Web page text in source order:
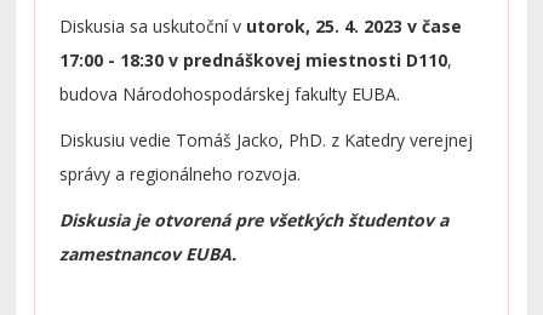
politický analytik a prezident Inštitútu pre verejné
otázky. Medzi jeho posledné publikácie patrí napríklad
Kto hrá ruskú ruletu na Slovensku
. Diskusia sa bude
Slovensku: vývoj politického režimu v Rusku, vojna na
Ukrajine, predčasné voľby na Slovensku.
Diskusia sa uskutoční v utorok, 25. 4. 2023 v čase
17:00 - 18:30 v prednáškovej miestnosti D110,
budova Národohospodárskej fakulty EUBA.
Diskusiu vedie Tomáš Jacko, PhD. z Katedry verejnej
správy a regionálneho rozvoja.
Diskusia je otvorená pre všetkých študentov a
zamestnancov EUBA.